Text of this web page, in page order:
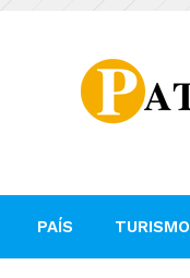
PAÍS TURISMO